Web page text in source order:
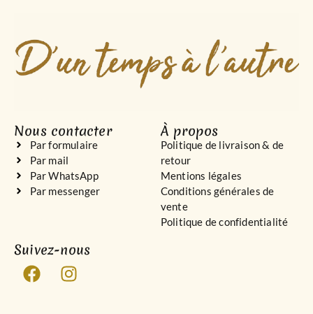
Nous contacter
Par formulaire
Par mail
Par WhatsApp
Par messenger
À propos
Politique de livraison & de
retour
Mentions légales
Conditions générales de
vente
Politique de confidentialité
Suivez-nous